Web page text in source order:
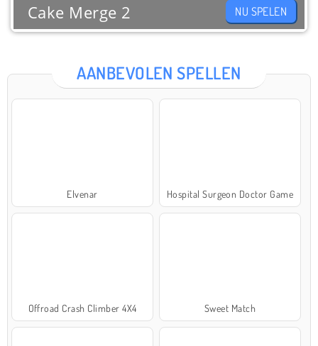
AANBEVOLEN SPELLEN
Elvenar Hospital Surgeon Doctor Game
Offroad Crash Climber 4X4 Sweet Match
Cake Merge 2 NU SPELEN